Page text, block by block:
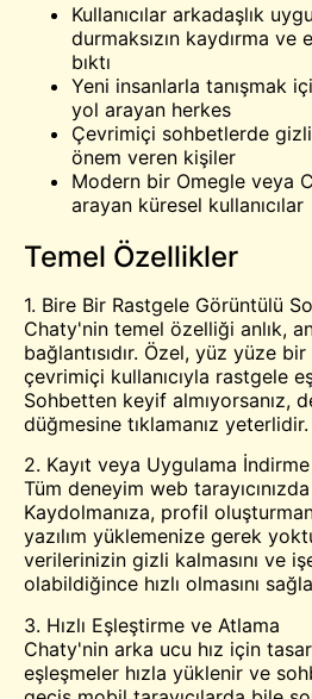
Kullanıcılar arkadaşlık
durmaksızın kaydırma
bıktı
Yeni insanlarla tanışmak
yol arayan herkes
Çevrimiçi sohbetlerde
önem veren kişiler
Modern bir Omegle veya
arayan küresel kullanıcılar
Temel Özellikler
1. Bire Bir Rastgele Görüntülü
Chaty'nin temel özelliği anlık,
bağlantısıdır. Özel, yüz yüze
çevrimiçi kullanıcıyla rastgele
Sohbetten keyif almıyorsanız,
düğmesine tıklamanız yeterlidir.
2. Kayıt veya Uygulama
Tüm deneyim web
Kaydolmanıza, profil
yazılım yüklemenize gerek
verilerinizin gizli kalmasını ve
olabildiğince hızlı olmasını
3. Hızlı Eşleştirme ve Atlama
Chaty'nin arka ucu hız için
eşleşmeler hızla yüklenir ve